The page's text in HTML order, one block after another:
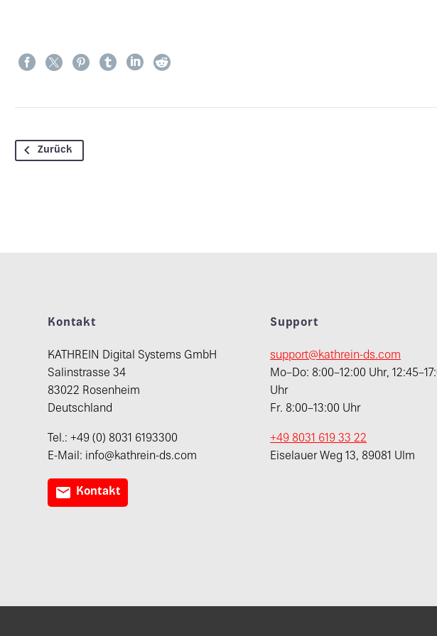
Zurück
Kontakt
KATHREIN Digital Systems GmbH
Salinstrasse 34
83022 Rosenheim
Deutschland
Tel.: +49 (0) 8031 6193300
E-Mail: info@kathrein-ds.com
 Kontakt
Support
support@kathrein-ds.com
Mo–Do: 8:00–12:00 Uhr,
Uhr
Fr. 8:00–13:00 Uhr
+49 8031 619 33 22
Eiselauer Weg 13, 89081 Ulm